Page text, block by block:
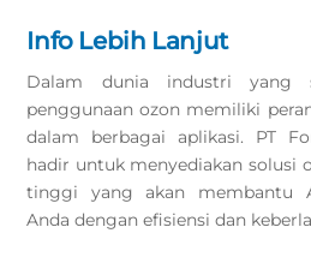
Info Lebih Lanjut
Dalam dunia industri yang
penggunaan ozon memiliki
dalam berbagai aplikasi. PT
hadir untuk menyediakan solusi
tinggi yang akan membantu
Anda dengan efisiensi dan